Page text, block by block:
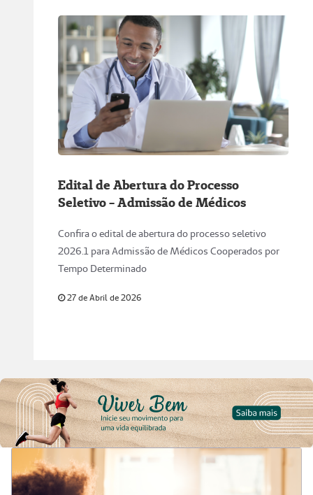
Edital de Abertura do Processo
Seletivo - Admissão de Médicos
Confira o edital de abertura do processo seletivo
2026.1 para Admissão de Médicos Cooperados por
Tempo Determinado
27 de Abril de 2026